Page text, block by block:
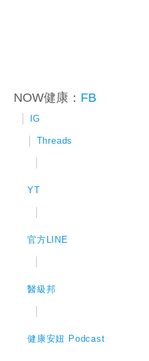
NOW健康： FB
IG
Threads
YT
官方LINE
醫級邦
健康安妞 Podcast